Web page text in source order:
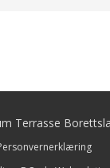
Terrasse